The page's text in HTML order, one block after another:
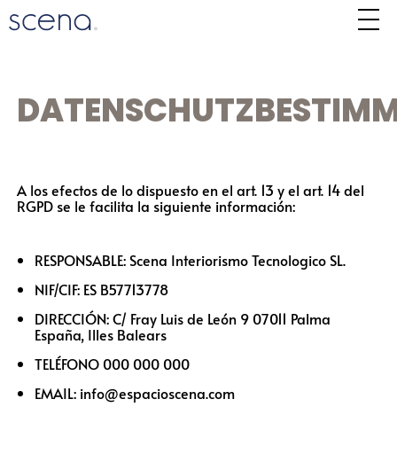
A los efectos de lo dispuesto en el art. 13 y el art. 14 del
RGPD se le facilita la siguiente información:
RESPONSABLE: Scena Interiorismo Tecnologico SL.
NIF/CIF: ES B57713778
DIRECCIÓN: C/ Fray Luis de León 9 07011 Palma
España, Illes Balears
TELÉFONO 000 000 000
EMAIL: info@espacioscena.com